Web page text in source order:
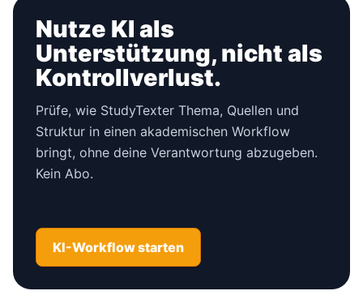
Nutze KI als
Unterstützung, nicht als
Kontrollverlust.
Prüfe, wie StudyTexter Thema, Quellen und
Struktur in einen akademischen Workflow
bringt, ohne deine Verantwortung abzugeben.
Kein Abo.
KI-Workflow starten